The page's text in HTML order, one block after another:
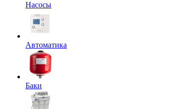
Насосы
Автоматика
Баки